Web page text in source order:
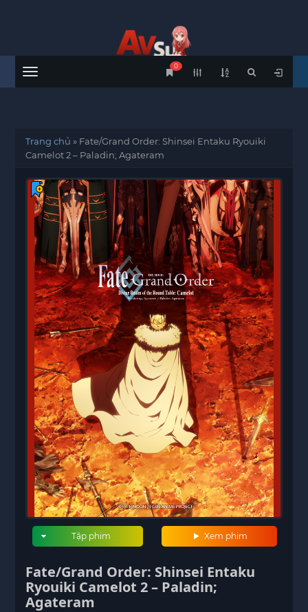
Menu
0
Trang chủ » Fate/Grand Order: Shinsei Entaku Ryouiki
Camelot 2 – Paladin; Agateram
Xem phim
Tập phim
Fate/Grand Order: Shinsei Entaku
Ryouiki Camelot 2 – Paladin;
Agateram